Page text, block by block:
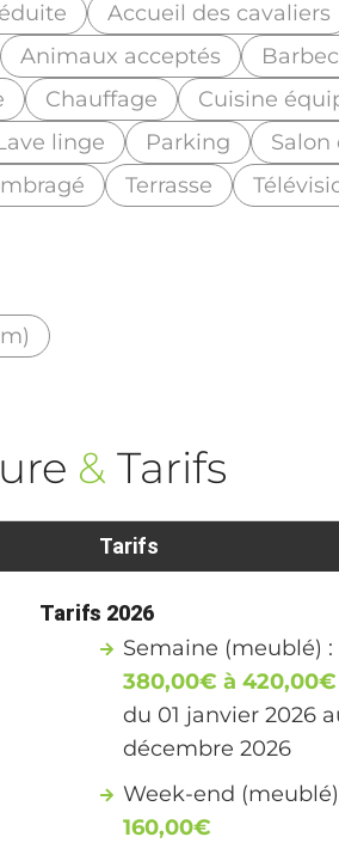
Accueil des cavaliers
Animaux acceptés
Chauffage
Cuisine
linge Parking
Salon
Terrasse
& Tarifs
Tarifs
Tarifs 2026
Semaine (meublé) :
380,00€ à 420,00€
du 01 janvier 2026
décembre 2026
Week-end
160,00€